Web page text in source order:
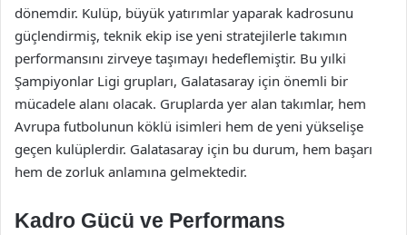
dönemdir. Kulüp, büyük yatırımlar yaparak kadrosunu
güçlendirmiş, teknik ekip ise yeni stratejilerle takımın
performansını zirveye taşımayı hedeflemiştir. Bu yılki
Şampiyonlar Ligi grupları, Galatasaray için önemli bir
mücadele alanı olacak. Gruplarda yer alan takımlar, hem
Avrupa futbolunun köklü isimleri hem de yeni yükselişe
geçen kulüplerdir. Galatasaray için bu durum, hem başarı
hem de zorluk anlamına gelmektedir.
Kadro Gücü ve Performans